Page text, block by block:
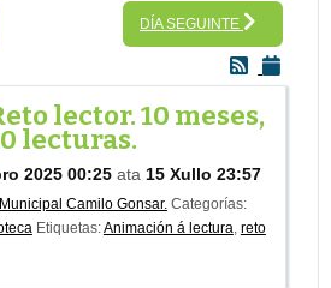
DÍA SEGUINTE
lector. 10 meses,
lecturas.
2025 00:25 ata 15 Xullo 23:57
Camilo Gonsar. Categorías:
Etiquetas:Animación á lectura, reto